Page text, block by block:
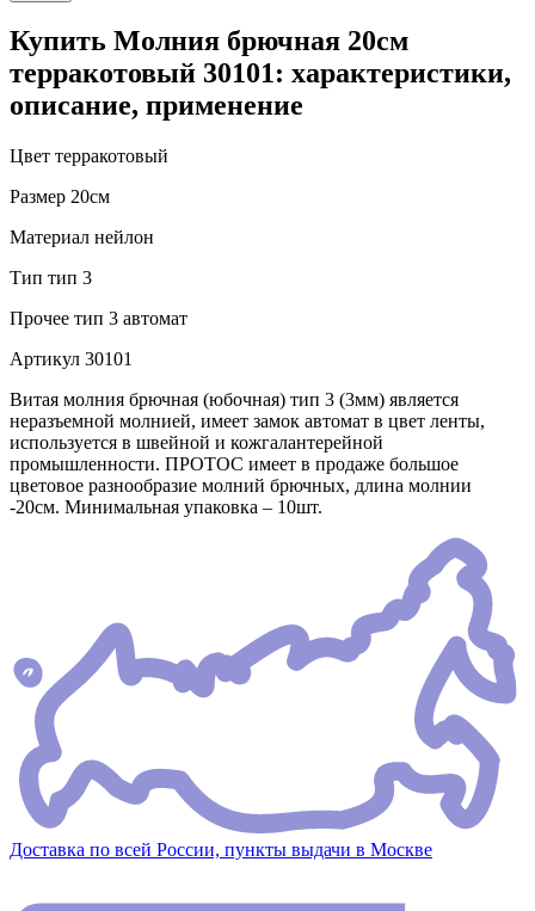
Купить Молния брючная 20см
терракотовый 30101: характеристики,
описание, применение
Цвет терракотовый
Размер 20см
Материал нейлон
Тип тип 3
Прочее тип 3 автомат
Артикул 30101
Витая молния брючная (юбочная) тип 3 (3мм) является
неразъемной молнией, имеет замок автомат в цвет ленты,
используется в швейной и кожгалантерейной
промышленности. ПРОТОС имеет в продаже большое
цветовое разнообразие молний брючных, длина молнии
-20см. Минимальная упаковка – 10шт.
Доставка по всей России, пункты выдачи в Москве